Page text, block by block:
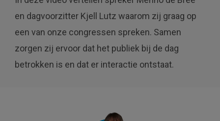
en dagvoorzitter Kjell Lutz waarom zij graag op
een van onze congressen spreken. Samen
zorgen zij ervoor dat het publiek bij de dag
betrokken is en dat er interactie ontstaat.